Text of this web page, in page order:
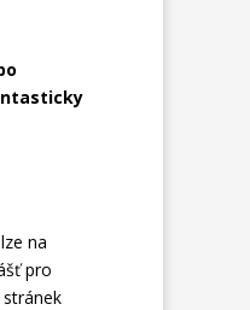
na
pro